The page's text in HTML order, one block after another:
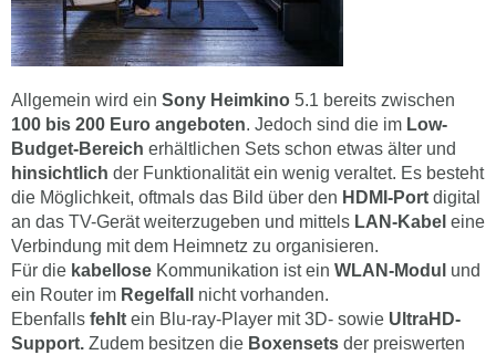
Allgemein wird ein Sony Heimkino 5.1 bereits zwischen
100 bis 200 Euro angeboten. Jedoch sind die im Low-
Budget-Bereich erhältlichen Sets schon etwas älter und
hinsichtlich der Funktionalität ein wenig veraltet. Es besteht
die Möglichkeit, oftmals das Bild über den HDMI-Port digital
an das TV-Gerät weiterzugeben und mittels LAN-Kabel eine
Verbindung mit dem Heimnetz zu organisieren.
Für die kabellose Kommunikation ist ein WLAN-Modul und
ein Router im Regelfall
nicht vorhanden.
Ebenfalls fehlt ein Blu-ray-Player mit 3D- sowie UltraHD-
Support. Zudem besitzen die Boxensets der preiswerten